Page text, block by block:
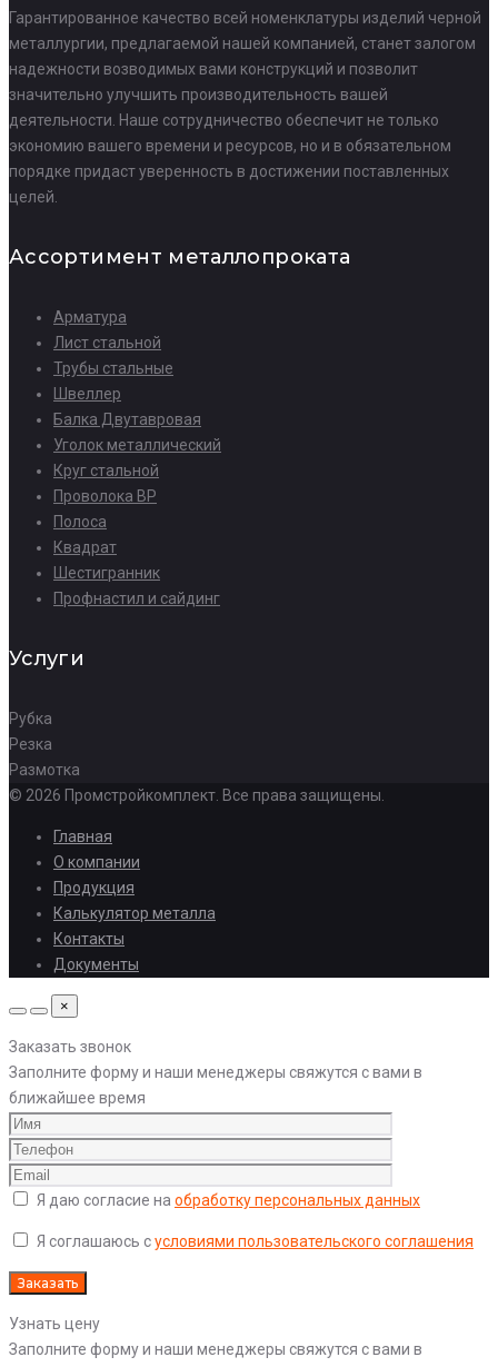
Гарантированное качество всей номенклатуры изделий черной
металлургии, предлагаемой нашей компанией, станет залогом
надежности возводимых вами конструкций и позволит
значительно улучшить производительность вашей
деятельности. Наше сотрудничество обеспечит не только
экономию вашего времени и ресурсов, но и в обязательном
порядке придаст уверенность в достижении поставленных
целей.
Ассортимент металлопроката
Арматура
Лист стальной
Трубы стальные
Швеллер
Балка Двутавровая
Уголок металлический
Круг стальной
Проволока ВР
Полоса
Квадрат
Шестигранник
Профнастил и сайдинг
Услуги
Рубка
Резка
Размотка
© 2026 Промстройкомплект. Все права защищены.
Главная
О компании
Продукция
Калькулятор металла
Контакты
Документы
×
Заказать звонок
Заполните форму и наши менеджеры свяжутся с вами в
ближайшее время
Я даю согласие на обработку персональных данных
Я соглашаюсь сусловиями пользовательского соглашения
Узнать цену
Заполните форму и наши менеджеры свяжутся с вами в